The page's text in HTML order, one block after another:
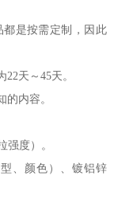
是按需定制，因此
天～45天。
内容。
强度）。
、颜色）、镀铝锌